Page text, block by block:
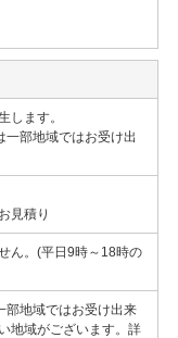
します。
部地域ではお受け出
見積り
ん。(平日9時～18時の
部地域ではお受け出来
地域がございます。詳